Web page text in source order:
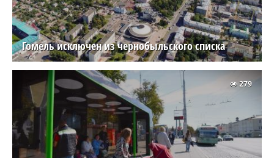
Гомель исключен из чернобыльского списка
279